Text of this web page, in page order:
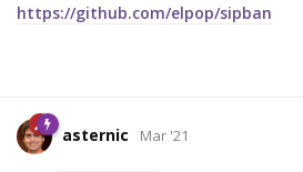
https://github.com/elpop/sipban
asternic Mar '21